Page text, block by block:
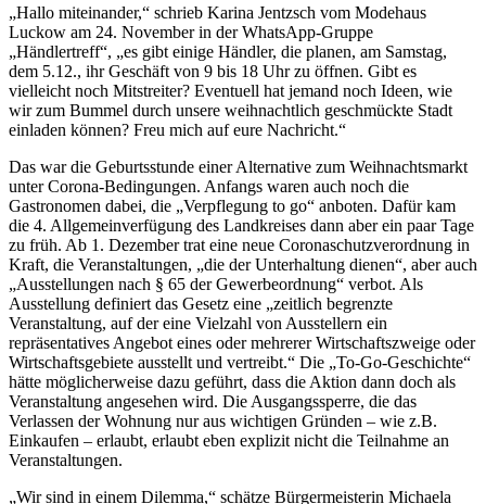
„Hallo miteinander,“ schrieb Karina Jentzsch vom Modehaus
Luckow am 24. November in der WhatsApp-Gruppe
„Händlertreff“, „es gibt einige Händler, die planen, am Samstag,
dem 5.12., ihr Geschäft von 9 bis 18 Uhr zu öffnen. Gibt es
vielleicht noch Mitstreiter? Eventuell hat jemand noch Ideen, wie
wir zum Bummel durch unsere weihnachtlich geschmückte Stadt
einladen können? Freu mich auf eure Nachricht.“
Das war die Geburtsstunde einer Alternative zum Weihnachtsmarkt
unter Corona-Bedingungen. Anfangs waren auch noch die
Gastronomen dabei, die „Verpflegung to go“ anboten. Dafür kam
die 4. Allgemeinverfügung des Landkreises dann aber ein paar Tage
zu früh. Ab 1. Dezember trat eine neue Coronaschutzverordnung in
Kraft, die Veranstaltungen, „die der Unterhaltung dienen“, aber auch
„Ausstellungen nach § 65 der Gewerbeordnung“ verbot. Als
Ausstellung definiert das Gesetz eine „zeitlich begrenzte
Veranstaltung, auf der eine Vielzahl von Ausstellern ein
repräsentatives Angebot eines oder mehrerer Wirtschaftszweige oder
Wirtschaftsgebiete ausstellt und vertreibt.“ Die „To-Go-Geschichte“
hätte möglicherweise dazu geführt, dass die Aktion dann doch als
Veranstaltung angesehen wird. Die Ausgangssperre, die das
Verlassen der Wohnung nur aus wichtigen Gründen – wie z.B.
Einkaufen – erlaubt, erlaubt eben explizit nicht die Teilnahme an
Veranstaltungen.
„Wir sind in einem Dilemma,“ schätze Bürgermeisterin Michaela